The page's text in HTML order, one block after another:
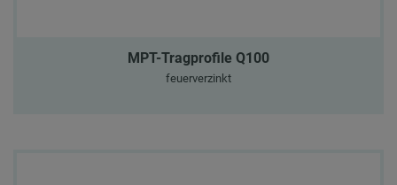
MPT-Tragprofile Q100
feuerverzinkt